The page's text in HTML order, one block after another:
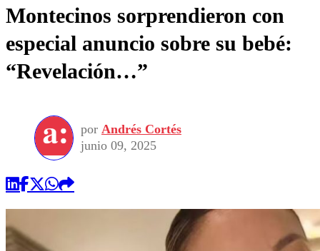
Montecinos sorprendieron con
especial anuncio sobre su bebé:
“Revelación…”
por Andrés Cortés
junio 09, 2025